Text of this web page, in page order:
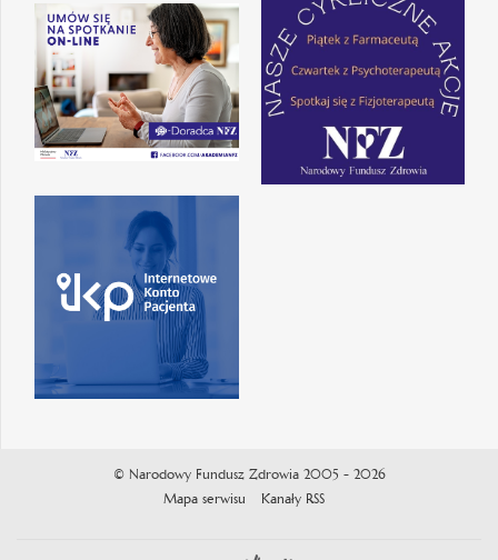
© Narodowy Fundusz Zdrowia 2005 - 2026
Mapa serwisu
Kanały RSS